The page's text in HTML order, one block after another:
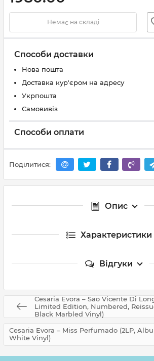
Немає на складі
Способи доставки
Нова пошта
Доставка кур'єром на адресу
Укрпошта
Самовивіз
Способи оплати
Поділитися:
Опис
Характеристики
Відгуки
Cesaria Evora – Sao Vicente Di
Limited Edition, Numbered,
Black Marbled Vinyl)
Cesaria Evora – Miss Perfumado (2LP,
White Vinyl)